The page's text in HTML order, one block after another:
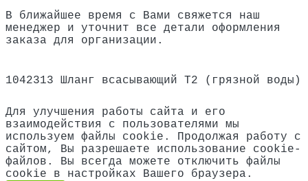
В ближайшее время с Вами свяжется наш
менеджер и уточнит все детали оформления
заказа для организации.
1042313 Шланг всасывающий Т2 (грязной воды)
Для улучшения работы сайта и его
взаимодействия с пользователями мы
используем файлы cookie. Продолжая работу с
сайтом, Вы разрешаете использование cookie-
файлов. Вы всегда можете отключить файлы
cookie в настройках Вашего браузера.